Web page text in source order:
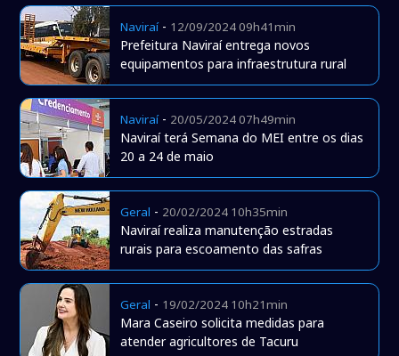
Naviraí- 12/09/2024 09h41min
Prefeitura Naviraí entrega novos
equipamentos para infraestrutura rural
Naviraí- 20/05/2024 07h49min
Naviraí terá Semana do MEI entre os dias
20 a 24 de maio
Geral - 20/02/2024 10h35min
Naviraí realiza manutenção estradas
rurais para escoamento das safras
Geral - 19/02/2024 10h21min
Mara Caseiro solicita medidas para
atender agricultores de Tacuru